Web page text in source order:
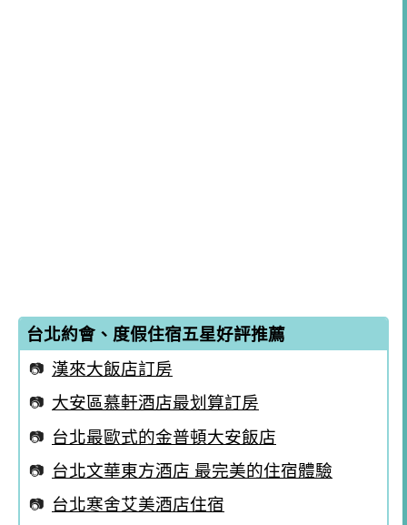
台北約會、度假住宿五星好評推薦
漢來大飯店訂房
大安區慕軒酒店最划算訂房
台北最歐式的金普頓大安飯店
台北文華東方酒店 最完美的住宿體驗
台北寒舍艾美酒店住宿